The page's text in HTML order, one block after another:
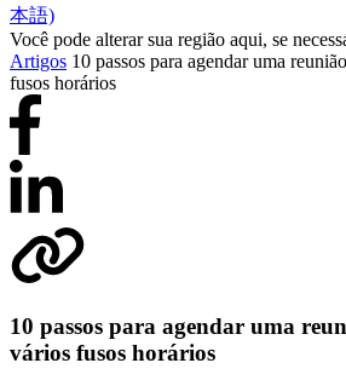
本語)
Você pode alterar sua região aqui, se
Artigos 10 passos para agendar uma
fusos horários
10 passos para agendar uma
vários fusos horários